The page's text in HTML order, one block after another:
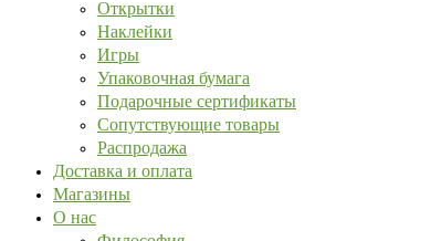
Открытки
Наклейки
Игры
Упаковочная бумага
Подарочные сертификаты
Сопутствующие товары
Распродажа
Доставка и оплата
Магазины
О нас